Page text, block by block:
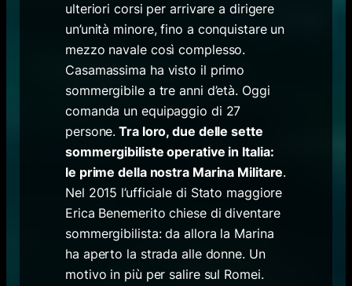
ulteriori corsi per arrivare a dirigere
un’unità minore, fino a conquistare un
mezzo navale così complesso.
Casamassima ha visto il primo
sommergibile a tre anni d’età. Oggi
comanda un equipaggio di 27
persone. Tra loro, due delle sette
sommergibiliste operative in Italia:
le prime della nostra Marina Militare.
Nel 2015 l’ufficiale di Stato maggiore
Erica Benemerito chiese di diventare
sommergibilista: da allora la Marina
ha aperto la strada alle donne. Un
motivo in più per salire sul Romei.